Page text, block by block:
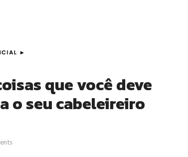
que você deve
o seu cabeleireiro